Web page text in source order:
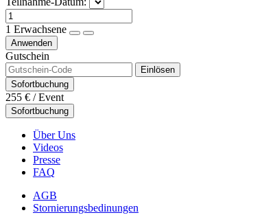
1 Erwachsene
Anwenden
Gutschein
Einlösen
Sofortbuchung
255 € / Event
Sofortbuchung
Über Uns
Videos
Presse
FAQ
AGB
Stornierungsbedinungen